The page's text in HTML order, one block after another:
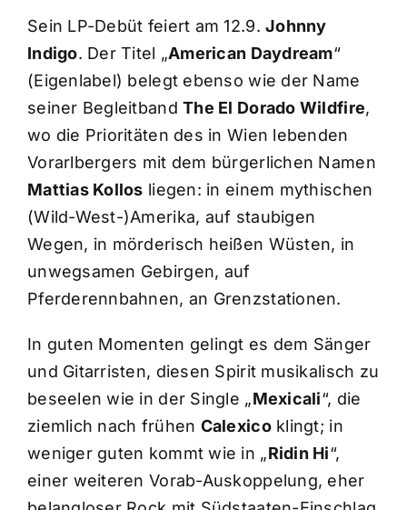
Sein LP-Debüt feiert am 12.9.Johnny
Indigo. Der Titel „American Daydream“
(Eigenlabel) belegt ebenso wie der Name
seiner BegleitbandThe El Dorado Wildfire,
wo die Prioritäten des in Wien lebenden
Vorarlbergers mit dem bürgerlichen Namen
Mattias Kollos liegen: in einem mythischen
(Wild-West-)Amerika, auf staubigen
Wegen, in mörderisch heißen Wüsten, in
unwegsamen Gebirgen, auf
Pferderennbahnen, an Grenzstationen.
In guten Momenten gelingt es dem Sänger
und Gitarristen, diesen Spirit musikalisch zu
beseelen wie in der Single „Mexicali“, die
ziemlich nach frühen Calexicoklingt; in
weniger guten kommt wie in „Ridin Hi“,
einer weiteren Vorab-Auskoppelung, eher